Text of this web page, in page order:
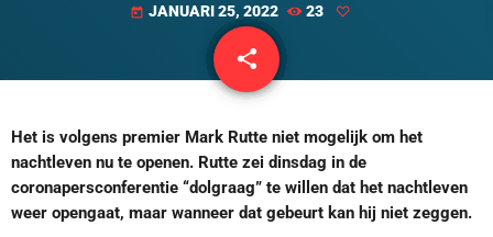
today JANUARI 25, 2022 23
share
email
Het is volgens premier Mark Rutte niet mogelijk om het
nachtleven nu te openen. Rutte zei dinsdag in de
coronapersconferentie “dolgraag” te willen dat het nachtleven
weer opengaat, maar wanneer dat gebeurt kan hij niet zeggen.